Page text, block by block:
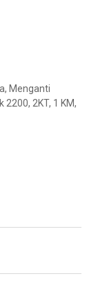
Menganti
2KT, 1 KM,